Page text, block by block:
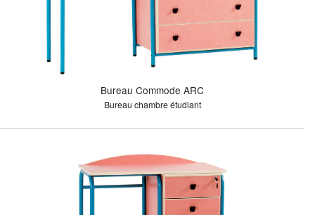
Bureau Commode ARC
Bureau chambre étudiant